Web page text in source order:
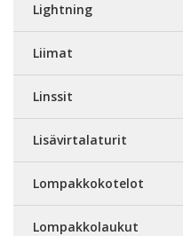
Lightning
Liimat
Linssit
Lisävirtalaturit
Lompakkokotelot
Lompakkolaukut